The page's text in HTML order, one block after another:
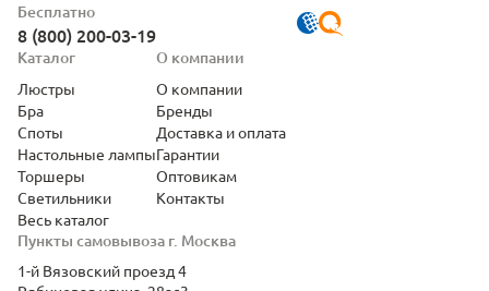
Бесплатно
8 (800) 200-03-19
Пункты самовывоза г. Москва
1-й Вязовский проезд 4
Каталог
Люстры
Бра
Споты
Настольные лампы
Торшеры
Светильники
Весь каталог
О компании
О компании
Бренды
Доставка и оплата
Гарантии
Оптовикам
Контакты